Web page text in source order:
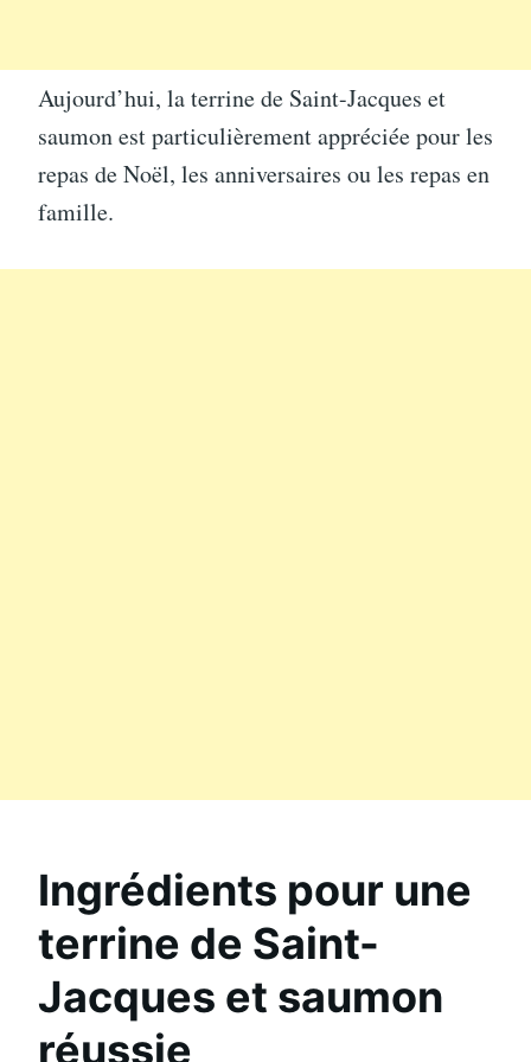
Aujourd’hui, la terrine de Saint-Jacques et
saumon est particulièrement appréciée pour les
repas de Noël, les anniversaires ou les repas en
famille.
Ingrédients pour une
terrine de Saint-
Jacques et saumon
réussie